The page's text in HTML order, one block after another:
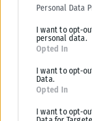
services and may
deny consent to
for below specified
Personal Data
I want to opt-
personal data.
Opted In
I want to opt-
Data.
Opted In
I want to opt-
Παράσυρση πεζού
Παράσυρση πεζού από
γραμμές των τρένων,
ΑΝΑΡΤΉΘΗΚΕ ΑΠΌ KARFITSANEWS